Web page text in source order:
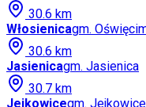
30.6 km
Włosienicagm.
30.6 km
Jasienicagm. Jasienica
30.7 km
Jejkowicegm. Jejkowice